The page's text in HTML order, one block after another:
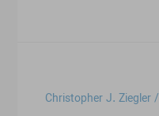
/
Christopher J. Ziegler